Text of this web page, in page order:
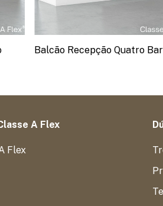
Balcão Recepção Quatro
A Flex
Flex